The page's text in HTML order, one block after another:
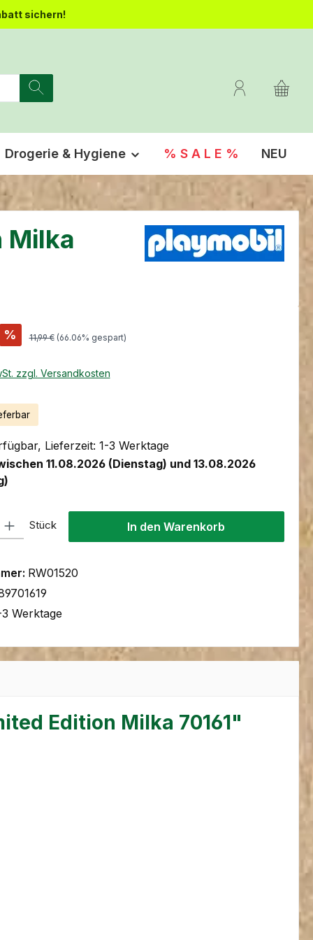
sichern!
Drogerie & Hygiene % S A L E % NEU
Milka
% Regulärer Preis:
11,99 € (66.06% gespart)
zzgl. Versandkosten
Lieferzeit: 1-3 Werktage
11.08.2026 (Dienstag) und 13.08.2026
Gib den gewünschten Wert ein oder benutze die Schaltflächen
Stück In den Warenkorb
RW01520
Werktage
Edition Milka 70161"